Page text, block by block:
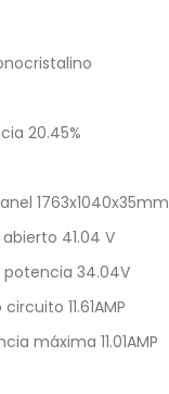
20.45%
1763x1040x35mm
41.04 V
34.04V
11.61AMP
máxima 11.01AMP